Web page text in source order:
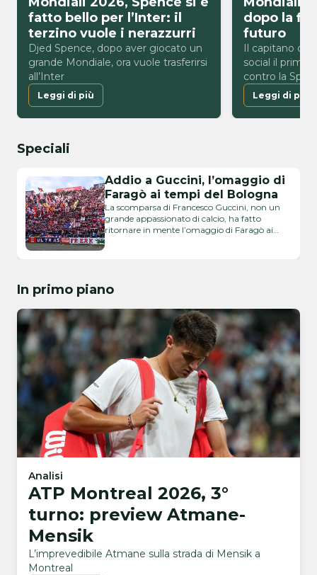
fatto bello per l’Inter: il
terzino vuole i nerazzurri
Djed Spence, dopo aver giocato un
grande Mondiale, ora vuole trasferirsi
all’Inter
Leggi di più
dopo la
futuro
Il capitano
social il primo
contro la
Mondiali 2026
Leggi di più
Speciali
Addio a Guccini, l’omaggio di
Faragò ai tempi del Bologna
La scomparsa di Francesco Guccini, non un
grande appassionato di calcio, ha fatto
ritornare in mente l’omaggio di Faragò ai
In primo piano
Analisi
ATP Montreal 2026, 3°
turno: preview Atmane-
Mensik
L’imprevedibile Atmane sulla strada di Mensik a
Montreal